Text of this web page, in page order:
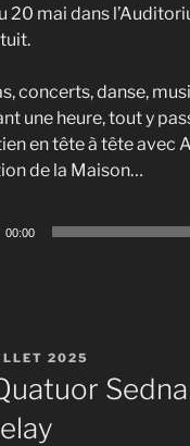
20 mai dans
concerts, danse,
une heure, tout y
en tête à tête avec
de la Maison…
00:00
2025